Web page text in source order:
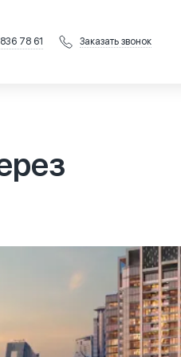
78 61 Заказать звонок